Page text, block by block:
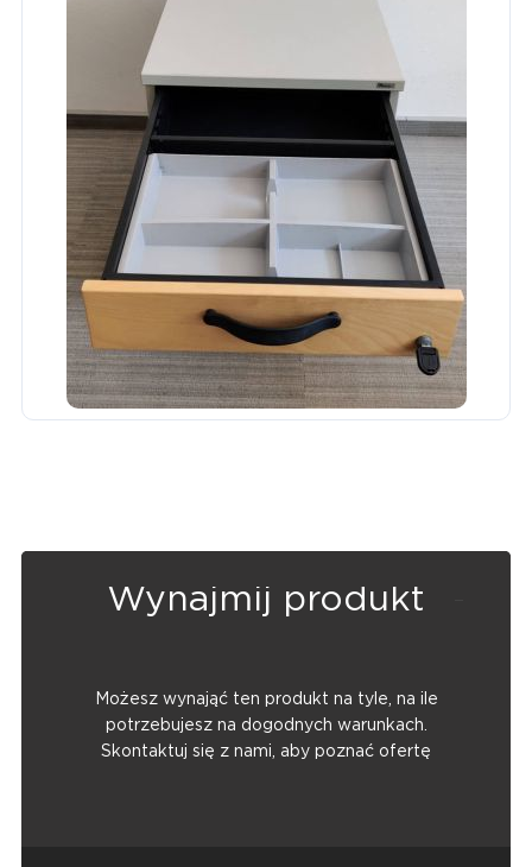
Wynajmij produkt
Możesz wynająć ten produkt na tyle, na ile
potrzebujesz na dogodnych warunkach.
Skontaktuj się z nami, aby poznać ofertę